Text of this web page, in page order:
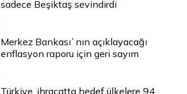
sadece Beşiktaş sevindirdi
Merkez Bankası`nın açıklayacağı
enflasyon raporu için geri sayım
Türkiye, ihracatta hedef ülkelere 94